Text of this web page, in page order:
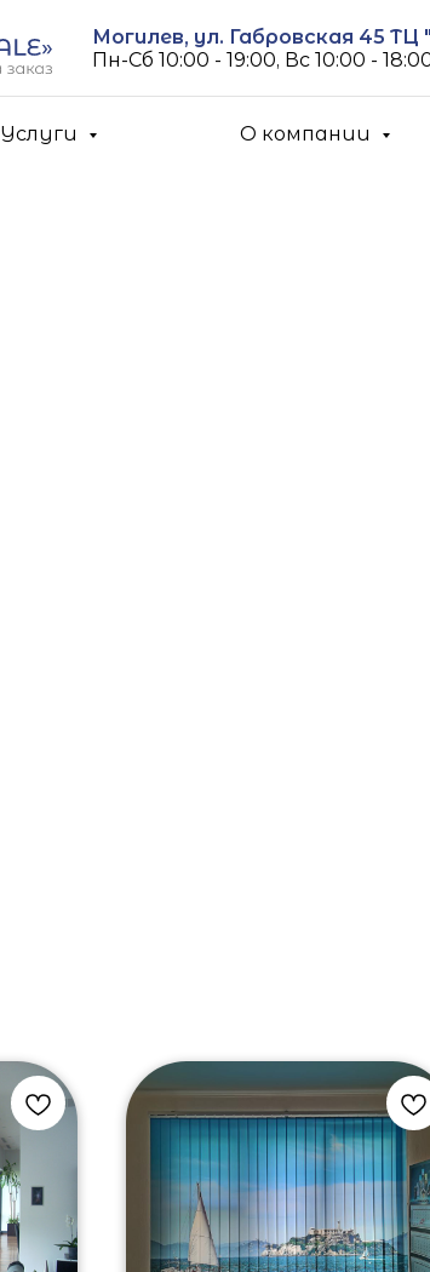
Могилев, ул. Габровская 45
Пн-Cб 10:00 - 19:00, Вс 10:00 -
Услуги О компании